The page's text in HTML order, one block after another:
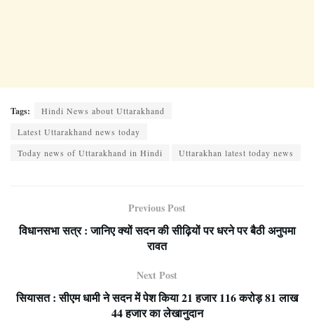
Tags:
Hindi News about Uttarakhand
Latest Uttarakhand news today
Today news of Uttarakhand in Hindi
Uttarakhan latest today news
Previous Post
विधानसभा सत्र : जानिए क्यों सदन की सीढ़ियों पर धरने पर बैठी अनुपमा
रावत
Next Post
सियासत : सीएम धामी ने सदन में पेश किया 21 हजार 116 करोड़ 81 लाख
44 हजार का लेखानुदान